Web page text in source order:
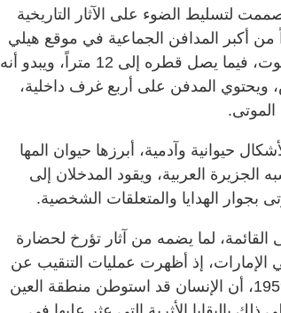
لتسليط الضوء على الآثار التاريخية
من أكبر المدافن الجماعية في موقع هيلي
الأثري المبنية بأشكال دائرية من الحجر المنحوت، فيما يصل قطره إلى 12 متراً، ويبدو أنه
ويحتوي المدفن على أربع غرف داخلية،
حيوانية وآدمية، أبرزها حيوان المها
العربية، ويقود المدخلان إلى
بجوار الهدايا والمتعلقات الشخصية.
لما يضمه من آثار تؤرخ لحضارة
الإمارات، إذ أظهرت عمليات التنقيب عن
الآثار، التي أجرتها البعثة الدنماركية منذ عام 1959، أن الإنسان قد استوطن منطقة العين